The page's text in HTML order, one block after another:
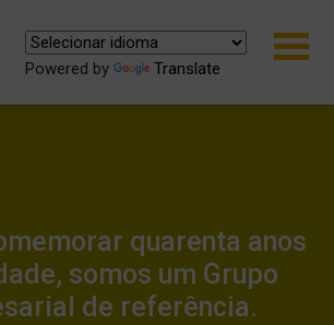
Powered by Translate
quarenta anos
somos um Grupo
de referência.